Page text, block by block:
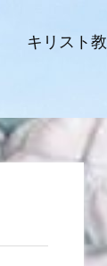
キリスト教